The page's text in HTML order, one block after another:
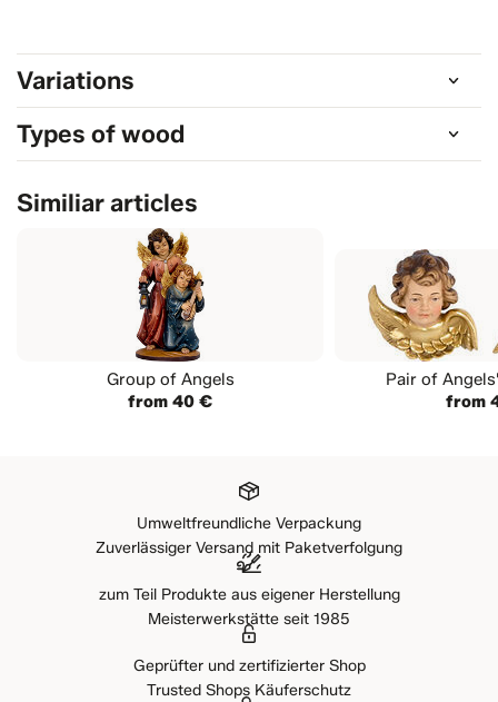
Variations
Types of wood
Similiar articles
Group of Angels
from 40 €
Pair of
from
Umweltfreundliche Verpackung
Zuverlässiger Versand mit Paketverfolgung
zum Teil Produkte aus eigener Herstellung
Meisterwerkstätte seit 1985
Geprüfter und zertifizierter Shop
Trusted Shops Käuferschutz